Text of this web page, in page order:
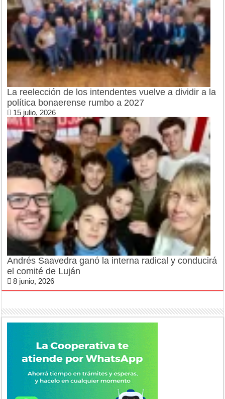
La reelección de los intendentes vuelve a dividir a la
política bonaerense rumbo a 2027
15 julio, 2026
Andrés Saavedra ganó la interna radical y conducirá
el comité de Luján
8 junio, 2026